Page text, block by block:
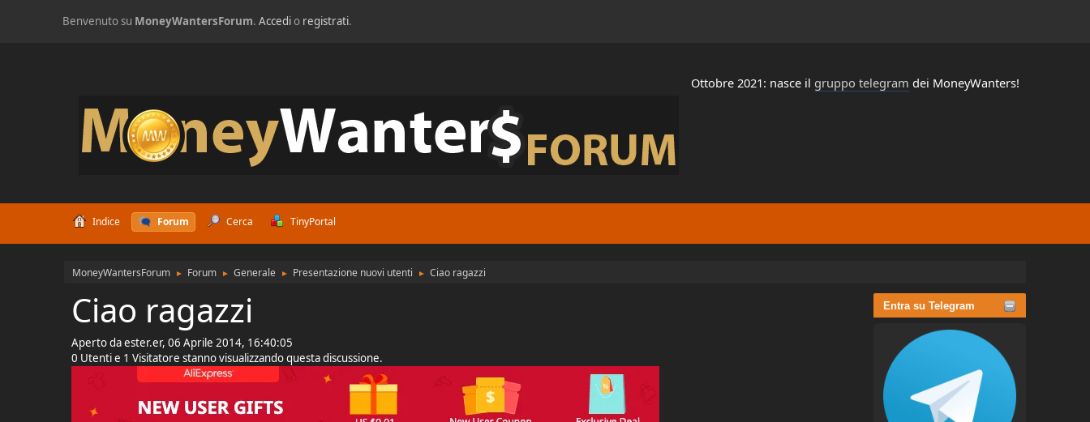
Benvenuto su MoneyWantersForum.Accedio registrati.
Ottobre 2021: nasce il gruppo telegram dei MoneyWanters!
Indice Forum Cerca TinyPortal
MoneyWantersForum ► Forum ► Generale ► Presentazione nuovi utenti ► Ciao ragazzi
Entra su Telegram
Ciao ragazzi
Aperto da ester.er, 06 Aprile 2014, 16:40:05
0 Utenti e 1 Visitatore stanno visualizzando questa discussione.